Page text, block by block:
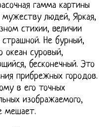
гамма картины
людей, Яркая,
стихии, величии
Не бурный,
океан суровый,
бесконечный. Это
прибрежных городов.
в его точных
изображаемого,
мешает.